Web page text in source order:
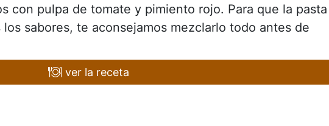
con pulpa de tomate y pimiento rojo. Para que la pasta
sabores, te aconsejamos mezclarlo todo antes de
ver la receta